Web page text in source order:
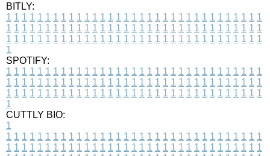
BITLY:
1 1 1 1 1 1 1 1 1 1 1 1 1 1 1 1 1 1 1 1 1 1 1 1 1 1 1 1 1 1 1 1 1
1 1 1 1 1 1 1 1 1 1 1 1 1 1 1 1 1 1 1 1 1 1 1 1 1 1 1 1 1 1 1 1 1
1 1 1 1 1 1 1 1 1 1 1 1 1 1 1 1 1 1 1 1 1 1 1 1 1 1 1 1 1 1 1 1 1
1
SPOTIFY:
1 1 1 1 1 1 1 1 1 1 1 1 1 1 1 1 1 1 1 1 1 1 1 1 1 1 1 1 1 1 1 1 1
1 1 1 1 1 1 1 1 1 1 1 1 1 1 1 1 1 1 1 1 1 1 1 1 1 1 1 1 1 1 1 1 1
1 1 1 1 1 1 1 1 1 1 1 1 1 1 1 1 1 1 1 1 1 1 1 1 1 1 1 1 1 1 1 1 1
1
CUTTLY BIO:
1
1 1 1 1 1 1 1 1 1 1 1 1 1 1 1 1 1 1 1 1 1 1 1 1 1 1 1 1 1 1 1 1 1
1 1 1 1 1 1 1 1 1 1 1 1 1 1 1 1 1 1 1 1 1 1 1 1 1 1 1 1 1 1 1 1 1